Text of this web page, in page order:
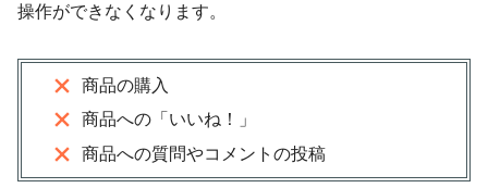
操作ができなくなります。
商品の購入
商品への「いいね！」
商品への質問やコメントの投稿